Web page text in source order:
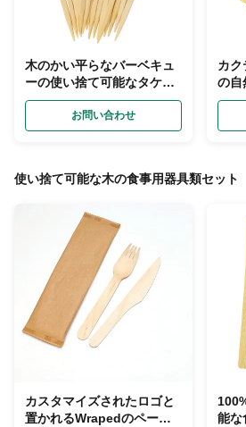
木のかい平らなバーベキュ
ーの使い捨て可能なタケ焼
串BBQのフルーツKebab
お問い合わせ
カク
の自
Bbq
使い捨て可能な木の食事用器具類セット
カスタマイズされたロゴと
置かれるWrapedのペーパ
能な